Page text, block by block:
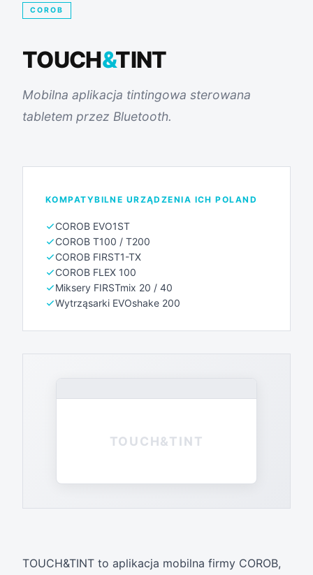
COROB
TOUCH&TINT
Mobilna aplikacja tintingowa sterowana
tabletem przez Bluetooth.
KOMPATYBILNE URZĄDZENIA ICH POLAND
COROB EVO1ST
COROB T100 / T200
COROB FIRST1-TX
COROB FLEX 100
Miksery FIRSTmix 20 / 40
Wytrząsarki EVOshake 200
TOUCH&TINT
TOUCH&TINT to aplikacja mobilna firmy COROB,